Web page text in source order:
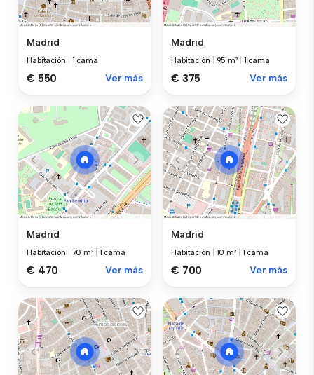
Madrid
Habitación 1 cama
€ 550 Ver más
Madrid
Habitación 95 m² 1 cama
€ 375 Ver más
Madrid
Habitación 70 m² 1 cama
€ 470 Ver más
Madrid
Habitación 10 m² 1 cama
€ 700 Ver más